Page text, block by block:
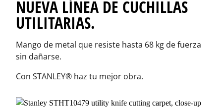
NUEVA LÍNEA DE CUCHILLAS
UTILITARIAS.
Mango de metal que resiste hasta 68 kg de fuerza
sin dañarse.
Con STANLEY® haz tu mejor obra.